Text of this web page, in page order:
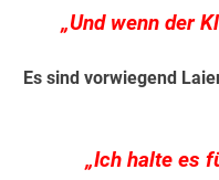
„Und wenn der
Es sind vorwiegend
„Ich halte es